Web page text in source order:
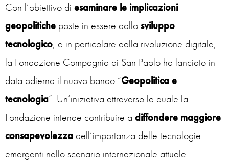
Con l’obiettivo di esaminare le implicazioni
geopolitiche poste in essere dallosviluppo
tecnologico, e in particolare dalla rivoluzione digitale,
la Fondazione Compagnia di San Paolo ha lanciato in
data odierna il nuovo bando “Geopolitica e
tecnologia”. Un’iniziativa attraverso la quale la
Fondazione intende contribuire a diffondere maggiore
consapevolezza dell’importanza delle tecnologie
emergenti nello scenario internazionale attuale